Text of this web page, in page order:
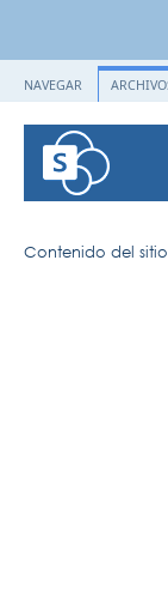
NAVEGAR
Contenido del sitio